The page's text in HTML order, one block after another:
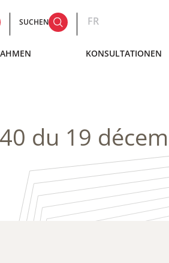
SUCHEN FR
KONSULTATIONEN
du 19